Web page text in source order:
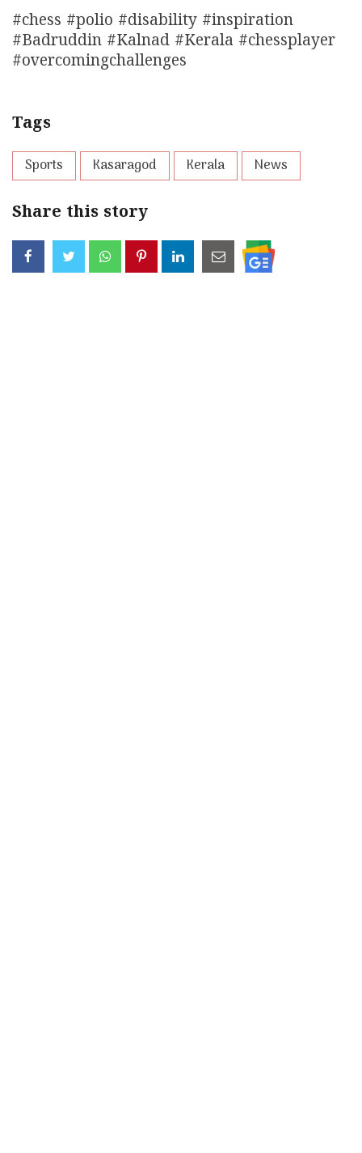
#chess #polio #disability #inspiration
#Badruddin #Kalnad #Kerala #chessplayer
#overcomingchallenges
Tags
Sports Kasaragod Kerala News
Share this story